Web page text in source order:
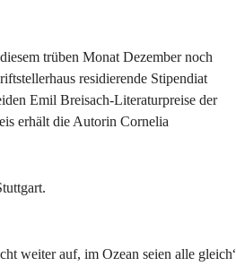
trüben Monat Dezember noch
residierende Stipendiat
Emil Breisach-Literaturpreise der
erhält die Autorin Cornelia
weiter auf, im Ozean seien alle